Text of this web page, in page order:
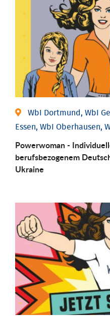
WbI Dortmund, WbI
Essen, WbI Oberhausen,
Powerwoman -
berufsbezogenem
Ukraine